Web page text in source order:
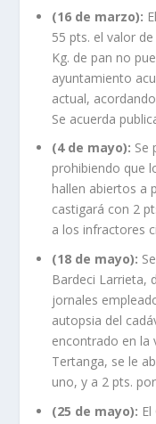
(16 de marzo):
55 pts. el valor
Kg. de pan no
ayuntamiento
actual,
Se acuerda
(4 de mayo): Se
prohibiendo que
hallen abiertos a
castigará con 2
a los infractores
(18 de mayo):
Bardeci Larrieta,
jornales
autopsia del
encontrado en la
Tertanga, se le
uno, y a 2 pts.
(25 de mayo):